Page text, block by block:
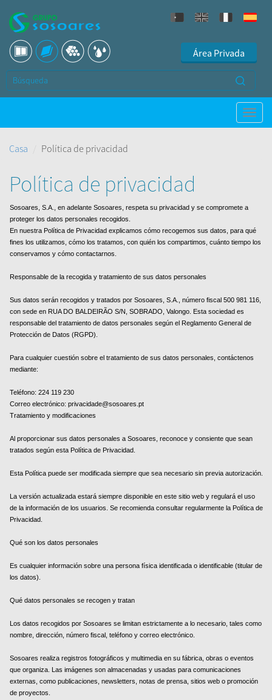
Área Privada
Casa Política de privacidad
Política de privacidad
Sosoares, S.A., en adelante Sosoares, respeta su privacidad y se compromete a
proteger los datos personales recogidos.
En nuestra Política de Privacidad explicamos cómo recogemos sus datos, para qué
fines los utilizamos, cómo los tratamos, con quién los compartimos, cuánto tiempo los
conservamos y cómo contactarnos.
Responsable de la recogida y tratamiento de sus datos personales
Sus datos serán recogidos y tratados por Sosoares, S.A., número fiscal 500 981 116,
con sede en RUA DO BALDEIRÃO S/N, SOBRADO, Valongo. Esta sociedad es
responsable del tratamiento de datos personales según el Reglamento General de
Protección de Datos (RGPD).
Para cualquier cuestión sobre el tratamiento de sus datos personales, contáctenos
mediante:
Teléfono: 224 119 230
Correo electrónico: privacidade@sosoares.pt
Tratamiento y modificaciones
Al proporcionar sus datos personales a Sosoares, reconoce y consiente que sean
tratados según esta Política de Privacidad.
Esta Política puede ser modificada siempre que sea necesario sin previa autorización.
La versión actualizada estará siempre disponible en este sitio web y regulará el uso
de la información de los usuarios. Se recomienda consultar regularmente la Política de
Privacidad.
Qué son los datos personales
Es cualquier información sobre una persona física identificada o identificable (titular de
los datos).
Qué datos personales se recogen y tratan
Los datos recogidos por Sosoares se limitan estrictamente a lo necesario, tales como
nombre, dirección, número fiscal, teléfono y correo electrónico.
Sosoares realiza registros fotográficos y multimedia en su fábrica, obras o eventos
que organiza. Las imágenes son almacenadas y usadas para comunicaciones
externas, como publicaciones, newsletters, notas de prensa, sitios web o promoción
de proyectos.